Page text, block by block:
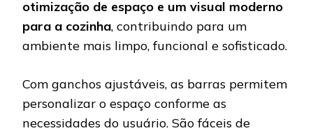
otimização de espaço e um visual moderno
para a cozinha, contribuindo para um
ambiente mais limpo, funcional e sofisticado.
Com ganchos ajustáveis, as barras permitem
personalizar o espaço conforme as
necessidades do usuário. São fáceis de